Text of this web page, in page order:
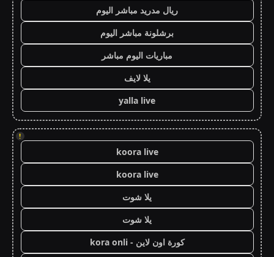
ريال مدريد مباشر اليوم
برشلونة مباشر اليوم
مباريات اليوم مباشر
يلا لايف
yalla live
!
koora live
koora live
يلا شوت
يلا شوت
كورة اون لاين - kora onli